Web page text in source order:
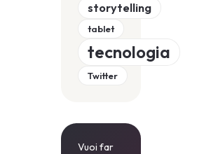
storytelling
tablet
tecnologia
Twitter
Vuoi far